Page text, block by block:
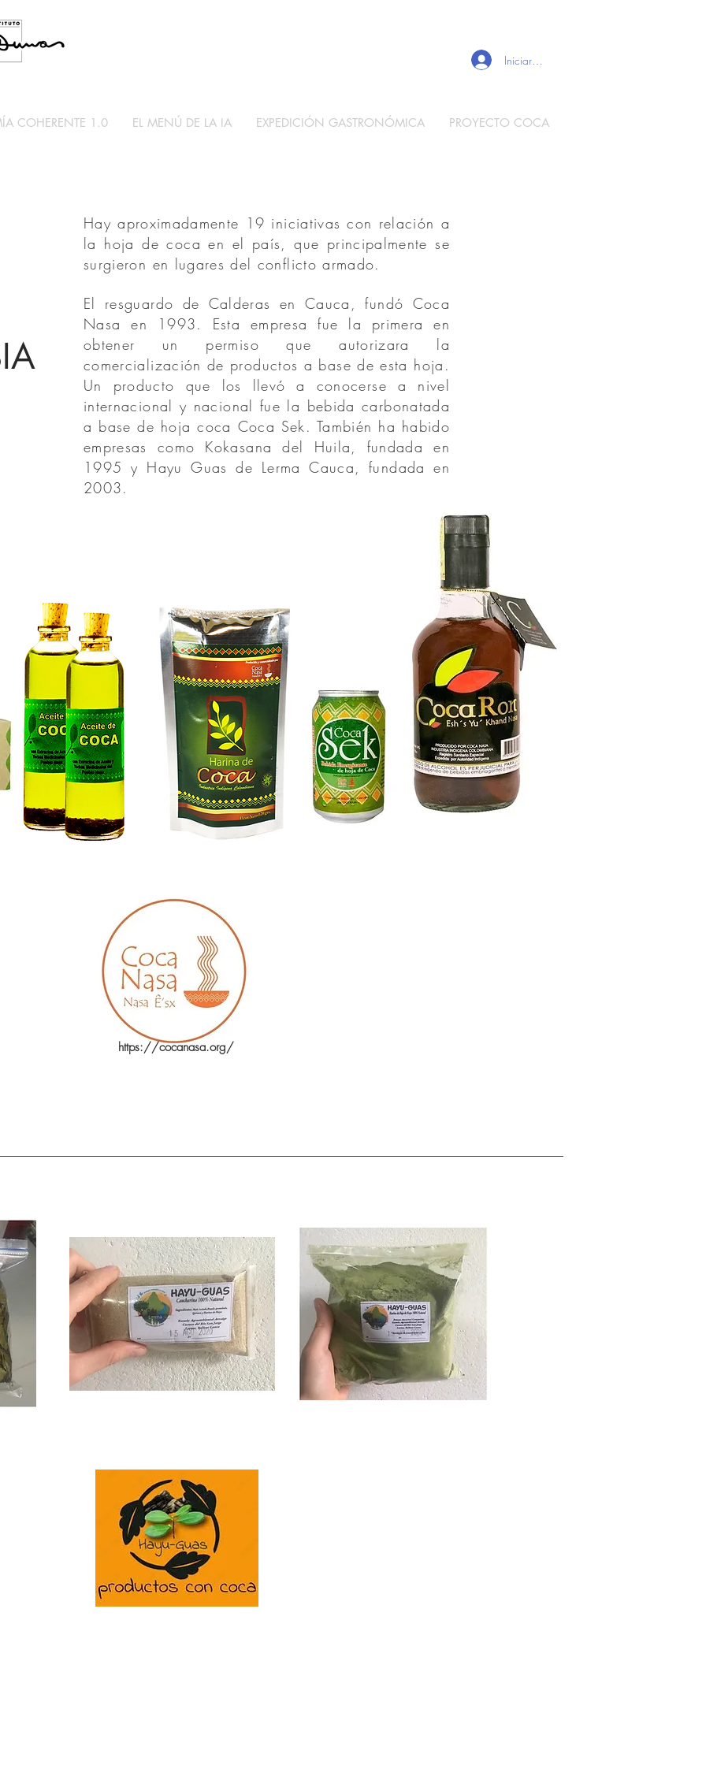
Iniciar sesión
COHERENTE 1.0 EL MENÚ DE LA IA EXPEDICIÓN GASTRONÓMICA PROYECTO COCA
Hay aproximadamente 19 iniciativas con relación a
la hoja de coca en el país, que principalmente se
surgieron en lugares del conflicto armado.
El resguardo de Calderas en Cauca, fundó Coca
Nasa en 1993. Esta empresa fue la primera en
obtener un permiso que autorizara la
comercialización de productos a base de esta hoja.
Un producto que los llevó a conocerse a nivel
internacional y nacional fue la bebida carbonatada
a base de hoja coca Coca Sek. También ha habido
empresas como Kokasana del Huila, fundada en
1995 y Hayu Guas de Lerma Cauca, fundada en
2003.
https://cocanasa.org/